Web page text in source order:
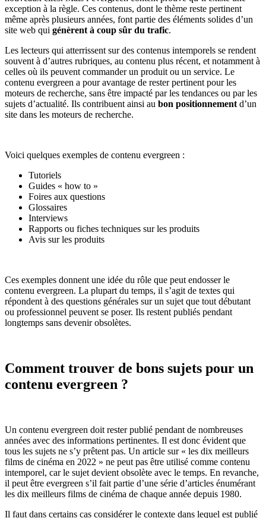
exception à la règle. Ces contenus, dont le thème reste pertinent
même après plusieurs années, font partie des éléments solides d’un
site web qui génèrent à coup sûr du trafic.
Les lecteurs qui atterrissent sur des contenus intemporels se rendent
souvent à d’autres rubriques, au contenu plus récent, et notamment à
celles où ils peuvent commander un produit ou un service. Le
contenu evergreen a pour avantage de rester pertinent pour les
moteurs de recherche, sans être impacté par les tendances ou par les
sujets d’actualité. Ils contribuent ainsi au bon positionnementd’un
site dans les moteurs de recherche.
Voici quelques exemples de contenu evergreen :
Tutoriels
Guides « how to »
Foires aux questions
Glossaires
Interviews
Rapports ou fiches techniques sur les produits
Avis sur les produits
Ces exemples donnent une idée du rôle que peut endosser le
contenu evergreen. La plupart du temps, il s’agit de textes qui
répondent à des questions générales sur un sujet que tout débutant
ou professionnel peuvent se poser. Ils restent publiés pendant
longtemps sans devenir obsolètes.
Comment trouver de bons sujets pour un
contenu evergreen ?
Un contenu evergreen doit rester publié pendant de nombreuses
années avec des informations pertinentes. Il est donc évident que
tous les sujets ne s’y prêtent pas. Un article sur « les dix meilleurs
films de cinéma en 2022 » ne peut pas être utilisé comme contenu
intemporel, car le sujet devient obsolète avec le temps. En revanche,
il peut être evergreen s’il fait partie d’une série d’articles énumérant
les dix meilleurs films de cinéma de chaque année depuis 1980.
Il faut dans certains cas considérer le contexte dans lequel est publié